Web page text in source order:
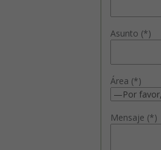
Asunto (*)
Área (*)
Mensaje (*)